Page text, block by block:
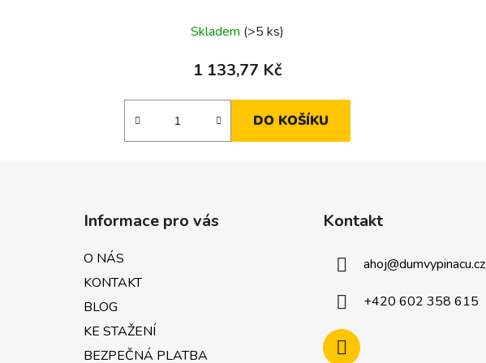
Skladem (>5 ks)
1 133,77 Kč
DO KOŠÍKU
Informace pro vás
O NÁS
KONTAKT
BLOG
KE STAŽENÍ
BEZPEČNÁ PLATBA
Kontakt
ahoj@dumvypinacu.cz
+420 602 358 615